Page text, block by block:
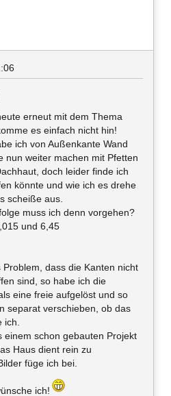
erneut mit dem Thema
es einfach nicht hin!
ich von Außenkante Wand
nun weiter machen mit Pfetten
doch leider finde ich
könnte und wie ich es drehe
scheiße aus.
muss ich denn vorgehen?
und 6,45
dass die Kanten nicht
sind, so habe ich die
eine freie aufgelöst und so
separat verschieben, ob das
ich.
einem schon gebauten Projekt
Haus dient rein zu
füge ich bei.
ich!